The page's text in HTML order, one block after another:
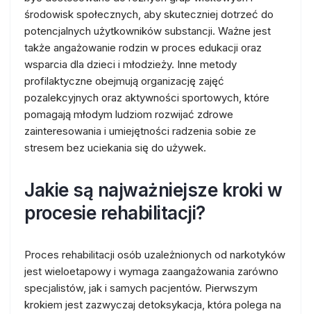
środowisk społecznych, aby skuteczniej dotrzeć do
potencjalnych użytkowników substancji. Ważne jest
także angażowanie rodzin w proces edukacji oraz
wsparcia dla dzieci i młodzieży. Inne metody
profilaktyczne obejmują organizację zajęć
pozalekcyjnych oraz aktywności sportowych, które
pomagają młodym ludziom rozwijać zdrowe
zainteresowania i umiejętności radzenia sobie ze
stresem bez uciekania się do używek.
Jakie są najważniejsze kroki w
procesie rehabilitacji?
Proces rehabilitacji osób uzależnionych od narkotyków
jest wieloetapowy i wymaga zaangażowania zarówno
specjalistów, jak i samych pacjentów. Pierwszym
krokiem jest zazwyczaj detoksykacja, która polega na